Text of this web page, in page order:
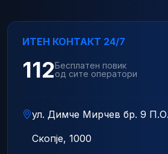
ИТЕН КОНТАКТ 24/7
112Бесплатен повик
од сите оператори
ул. Димче Мирчев бр. 9 П.О.
Скопје, 1000